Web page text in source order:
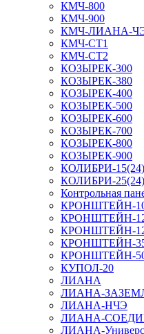
КМЧ-800
КМЧ-900
КМЧ-ЛИАНА-
КМЧ-СТ1
КМЧ-СТ2
КОЗЫРЕК-300
КОЗЫРЕК-380
КОЗЫРЕК-400
КОЗЫРЕК-500
КОЗЫРЕК-600
КОЗЫРЕК-700
КОЗЫРЕК-800
КОЗЫРЕК-900
КОЛИБРИ-15(24)
КОЛИБРИ-25(24)
Контрольная
КРОНШТЕЙН-
КРОНШТЕЙН-
КРОНШТЕЙН-
КРОНШТЕЙН-
КРОНШТЕЙН-
КУПОЛ-20
ЛИАНА
ЛИАНА-
ЛИАНА-НЧЭ
ЛИАНА-
ЛИАНА-